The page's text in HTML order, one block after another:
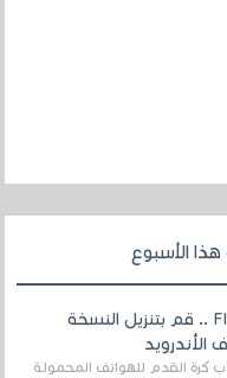
الأسبوع
FIFA 16 MOD 2026 .. قم بتنزيل النسخة
كرة القدم للهواتف المحمولة